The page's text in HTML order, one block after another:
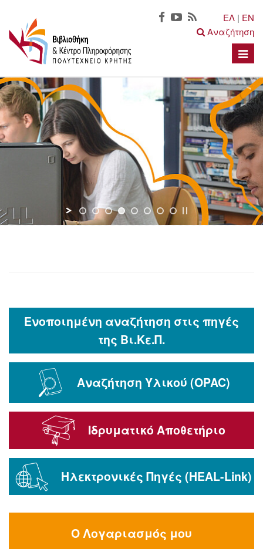
ΕΛ | EN
Αναζήτηση
Toggle
Ενοποιημένη αναζήτηση στις πηγές
της Βι.Κε.Π.
Αναζήτηση Υλικού (OPAC)
Ιδρυματικό Αποθετήριο
Ηλεκτρονικές Πηγές (HEAL-Link)
Ο Λογαριασμός μου